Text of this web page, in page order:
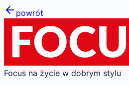
powrót
Focus na życie w dobrym stylu